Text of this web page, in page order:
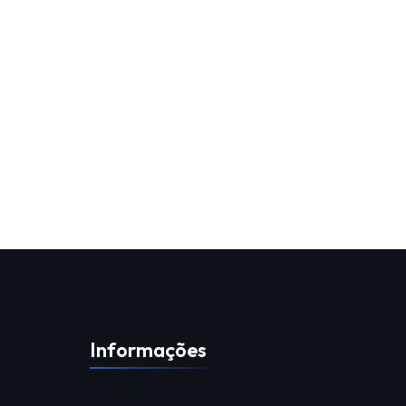
Informações